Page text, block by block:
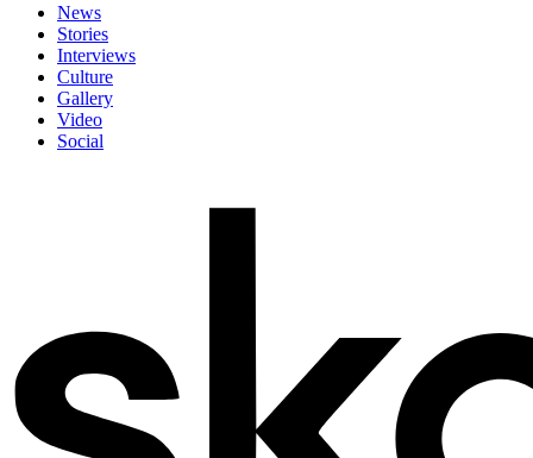
News
Stories
Interviews
Culture
Gallery
Video
Social